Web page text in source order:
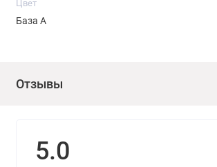
необходимости эмаль можно разбавить на
Цвет
База А
Отзывы
5.0